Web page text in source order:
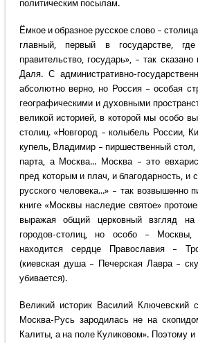
политическим посылам.
Ёмкое и образное русское слово –
главный, первый в государстве,
правительство, государь», – так
Даля. С административно-
абсолютно верно, но Россия – особая
географическими и духовными
великой историей, в которой мы особо
столиц. «Новгород – колыбель России,
купель, Владимир – пиршественный стол,
парта, а Москва... Москва – это
пред которым и плач, и благодарность, и
русского человека...» – так возвышенно
книге «Москвы наследие святое»
выражая общий церковный взгляд
городов-столиц, но особо – Москвы,
находится сердце Православия –
(киевская душа – Печерская Лавра –
убивается).
Великий историк Василий Ключевский
Москва-Русь зародилась не на
Калиты, а на поле Куликовом». Поэтому